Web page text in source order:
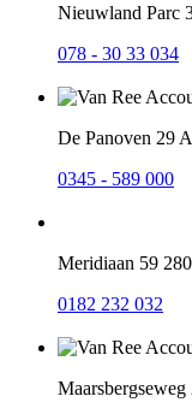
Nieuwland Parc
078 - 30 33 034
De Panoven 29 A
0345 - 589 000
Meridiaan 59
0182 232 032
Maarsbergseweg